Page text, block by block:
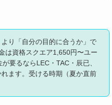
り「自分の目的に合うか」で
は資格スクエア1,650円〜ユー
要るならLEC・TAC・辰已、
ます。受ける時期（夏か直前